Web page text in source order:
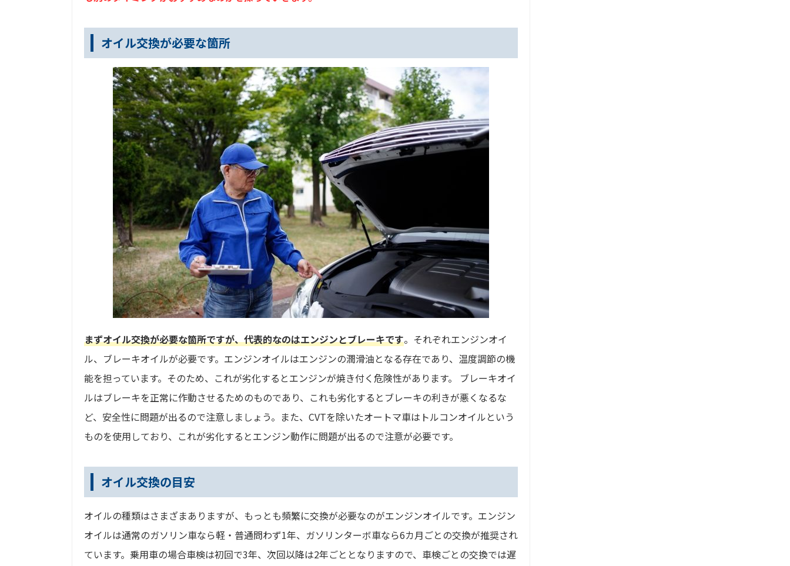
オイル交換が必要な箇所
まずオイル交換が必要な箇所ですが、代表的なのはエンジンとブレーキです。それぞれエンジンオイ
ル、ブレーキオイルが必要です。エンジンオイルはエンジンの潤滑油となる存在であり、温度調節の機
能を担っています。そのため、これが劣化するとエンジンが焼き付く危険性があります。 ブレーキオイ
ルはブレーキを正常に作動させるためのものであり、これも劣化するとブレーキの利きが悪くなるな
ど、安全性に問題が出るので注意しましょう。また、CVTを除いたオートマ車はトルコンオイルという
ものを使用しており、これが劣化するとエンジン動作に問題が出るので注意が必要です。
オイル交換の目安
オイルの種類はさまざまありますが、もっとも頻繁に交換が必要なのがエンジンオイルです。エンジン
オイルは通常のガソリン車なら軽・普通問わず1年、ガソリンターボ車なら6カ月ごとの交換が推奨され
ています。乗用車の場合車検は初回で3年、次回以降は2年ごととなりますので、車検ごとの交換では遅